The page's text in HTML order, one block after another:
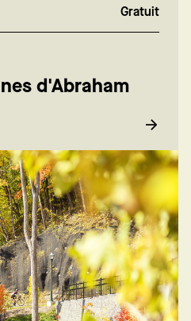
Gratuit
d'Abraham